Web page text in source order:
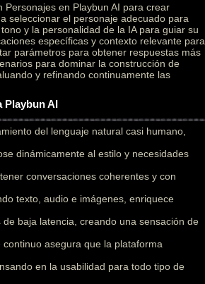
en Playbun AI para crear
seleccionar el personaje adecuado para
y la personalidad de la IA para guiar su
específicas y contexto relevante para
parámetros para obtener respuestas más
para dominar la construcción de
y refinando continuamente las
Playbun AI
del lenguaje natural casi humano,
dinámicamente al estilo y necesidades
conversaciones coherentes y con
texto, audio e imágenes, enriquece
baja latencia, creando una sensación de
asegura que la plataforma
en la usabilidad para todo tipo de